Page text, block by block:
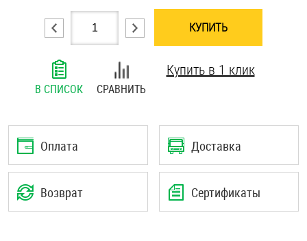
Шпильки
Шплинты
Штифты и пальцы
КУПИТЬ
В СПИСОК СРАВНИТЬ
Купить в 1 клик
Оплата Доставка
Возврат Сертификаты